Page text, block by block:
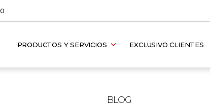
PRODUCTOS Y SERVICIOS EXCLUSIVO CLIENTES
BLOG